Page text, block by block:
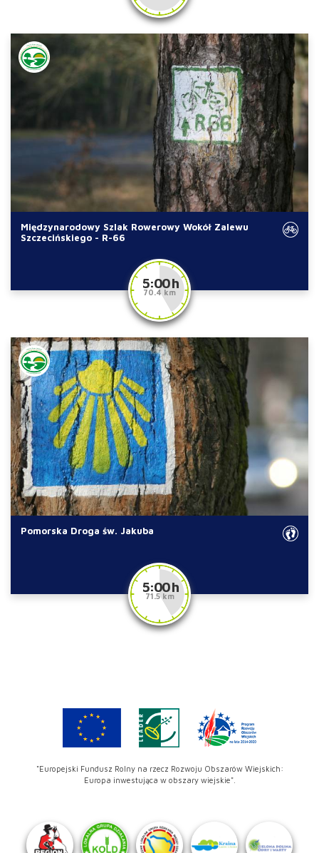
Międzynarodowy Szlak Rowerowy Wokół Zalewu
Szczecińskiego - R-66
5:00 h
70.4 km
Pomorska Droga św. Jakuba
5:00 h
71.5 km
"Europejski Fundusz Rolny na rzecz Rozwoju Obszarów Wiejskich:
Europa inwestująca w obszary wiejskie".